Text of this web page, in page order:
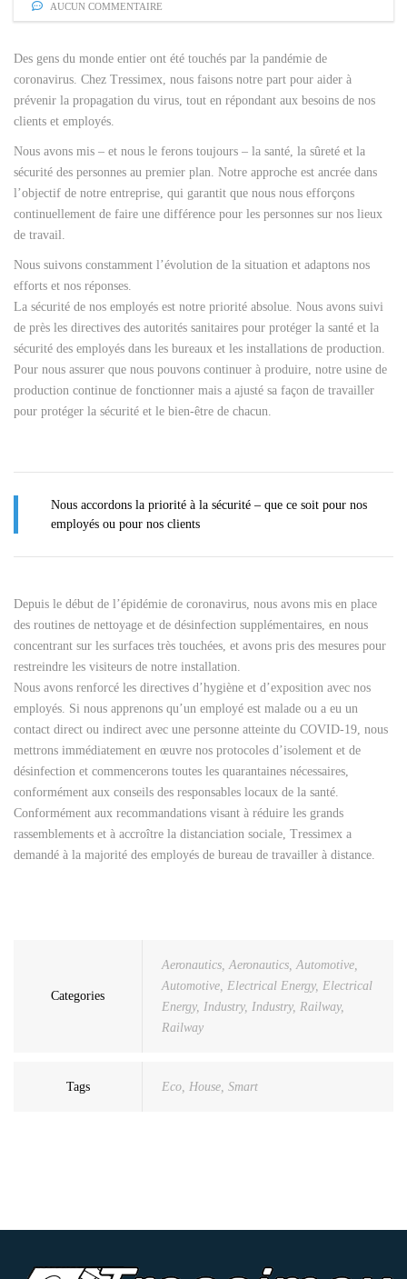
AUCUN COMMENTAIRE
Des gens du monde entier ont été touchés par la pandémie de
coronavirus. Chez Tressimex, nous faisons notre part pour aider à
prévenir la propagation du virus, tout en répondant aux besoins de nos
clients et employés.
Nous avons mis – et nous le ferons toujours – la santé, la sûreté et la
sécurité des personnes au premier plan. Notre approche est ancrée dans
l’objectif de notre entreprise, qui garantit que nous nous efforçons
continuellement de faire une différence pour les personnes sur nos lieux
de travail.
Nous suivons constamment l’évolution de la situation et adaptons nos
efforts et nos réponses.
La sécurité de nos employés est notre priorité absolue. Nous avons suivi
de près les directives des autorités sanitaires pour protéger la santé et la
sécurité des employés dans les bureaux et les installations de production.
Pour nous assurer que nous pouvons continuer à produire, notre usine de
production continue de fonctionner mais a ajusté sa façon de travailler
pour protéger la sécurité et le bien-être de chacun.
Nous accordons la priorité à la sécurité – que ce soit pour nos
employés ou pour nos clients
Depuis le début de l’épidémie de coronavirus, nous avons mis en place
des routines de nettoyage et de désinfection supplémentaires, en nous
concentrant sur les surfaces très touchées, et avons pris des mesures pour
restreindre les visiteurs de notre installation.
Nous avons renforcé les directives d’hygiène et d’exposition avec nos
employés. Si nous apprenons qu’un employé est malade ou a eu un
contact direct ou indirect avec une personne atteinte du COVID-19, nous
mettrons immédiatement en œuvre nos protocoles d’isolement et de
désinfection et commencerons toutes les quarantaines nécessaires,
conformément aux conseils des responsables locaux de la santé.
Conformément aux recommandations visant à réduire les grands
rassemblements et à accroître la distanciation sociale, Tressimex a
demandé à la majorité des employés de bureau de travailler à distance.
Categories
Aeronautics,Aeronautics,Automotive,
Automotive, Electrical Energy, Electrical
Energy, Industry, Industry, Railway,
Railway
Tags Eco, House, Smart